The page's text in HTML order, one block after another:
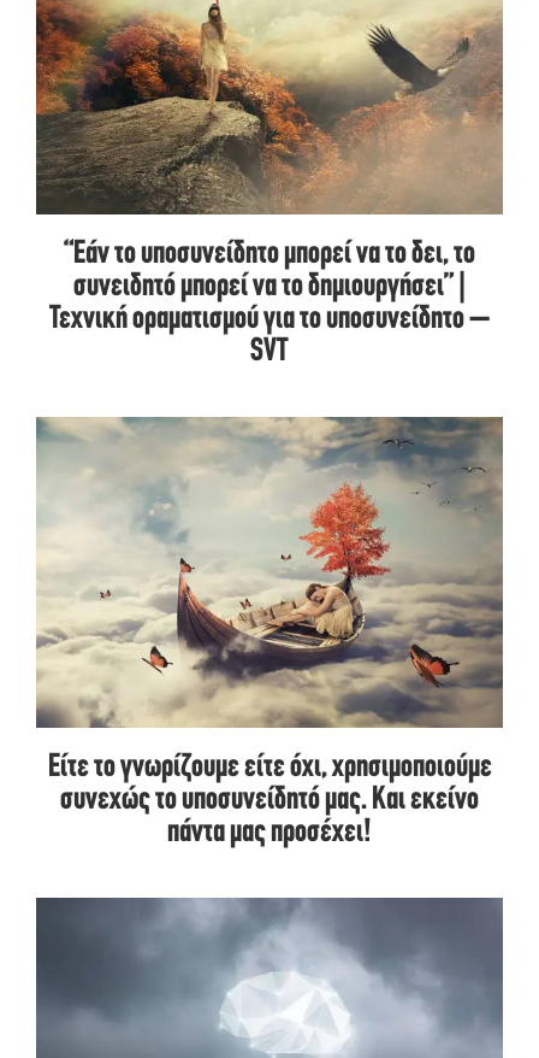
“Εάν το υποσυνείδητο μπορεί να το δει, το
συνειδητό μπορεί να το δημιουργήσει” |
Τεχνική οραματισμού για το υποσυνείδητο –
SVT
Είτε το γνωρίζουμε είτε όχι, χρησιμοποιούμε
συνεχώς το υποσυνείδητό μας. Και εκείνο
πάντα μας προσέχει!